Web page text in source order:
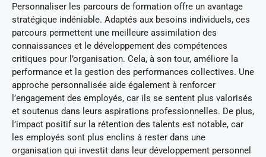
Personnaliser les parcours de formation offre un avantage
stratégique indéniable. Adaptés aux besoins individuels, ces
parcours permettent une meilleure assimilation des
connaissances et le développement des compétences
critiques pour l’organisation. Cela, à son tour, améliore la
performance et la gestion des performances collectives. Une
approche personnalisée aide également à renforcer
l’engagement des employés, car ils se sentent plus valorisés
et soutenus dans leurs aspirations professionnelles. De plus,
l’impact positif sur la rétention des talents est notable, car
les employés sont plus enclins à rester dans une
organisation qui investit dans leur développement personnel